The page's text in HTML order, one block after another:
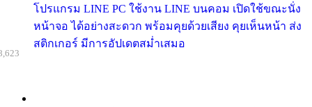
โปรแกรม LINE PC ใช้งาน LINE บนคอม เปิดใช้ขณะนั่ง
หน้าจอ ได้อย่างสะดวก พร้อมคุยด้วยเสียง คุยเห็นหน้า ส่ง
สติกเกอร์ มีการอัปเดตสม่ำเสมอ